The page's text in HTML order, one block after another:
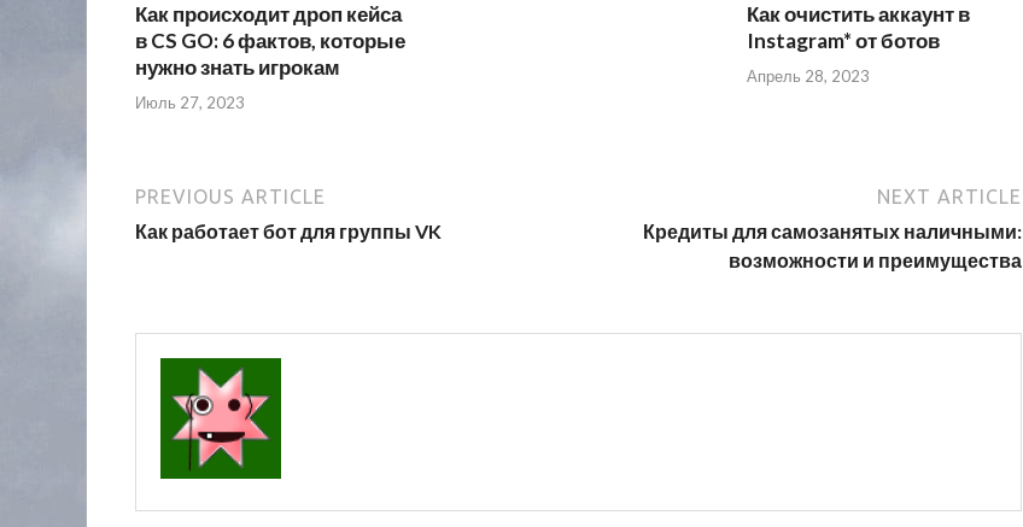
Как происходит дроп кейса
в CS GO: 6 фактов, которые
нужно знать игрокам
Июль 27, 2023
Как очистить аккаунт в
Instagram* от ботов
Апрель 28, 2023
PREVIOUS ARTICLE
Как работает бот для группы VK
NEXT ARTICLE
Кредиты для самозанятых наличными:
возможности и преимущества